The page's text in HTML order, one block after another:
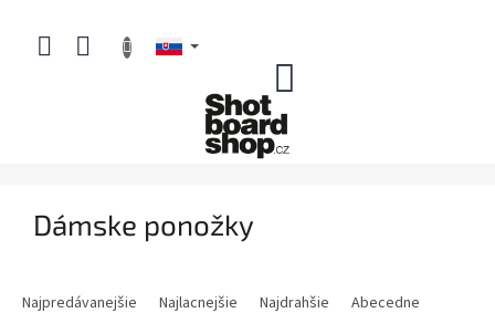
obsah
Dámske ponožky
Najpredávanejšie Najlacnejšie Najdrahšie Abecedne